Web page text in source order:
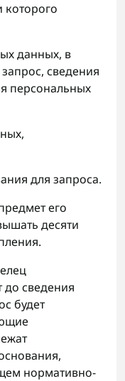
данных, в
сведения
персональных
для запроса.
его
десяти
сведения
будет
нормативно-